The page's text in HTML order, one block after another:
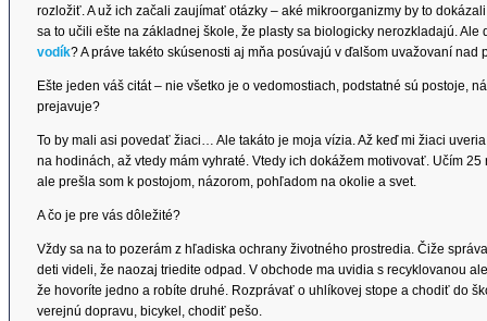
rozložiť. A už ich začali zaujímať otázky – aké mikroorganizmy by to
sa to učili ešte na základnej škole, že plasty sa biologicky nerozkladajú.
vodík? A práve takéto skúsenosti aj mňa posúvajú v ďalšom uvažovaní nad
Ešte jeden váš citát – nie všetko je o vedomostiach, podstatné sú postoje,
prejavuje?
To by mali asi povedať žiaci… Ale takáto je moja vízia. Až keď mi žiaci
na hodinách, až vtedy mám vyhraté. Vtedy ich dokážem motivovať. Učím
ale prešla som k postojom, názorom, pohľadom na okolie a svet.
A čo je pre vás dôležité?
Vždy sa na to pozerám z hľadiska ochrany životného prostredia. Čiže
deti videli, že naozaj triedite odpad. V obchode ma uvidia s recyklovanou
že hovoríte jedno a robíte druhé. Rozprávať o uhlíkovej stope a chodiť do
verejnú dopravu, bicykel, chodiť pešo.